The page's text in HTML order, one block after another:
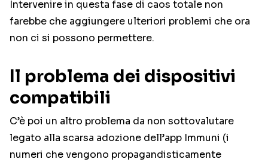
Intervenire in questa fase di caos totale non
farebbe che aggiungere ulteriori problemi che ora
non ci si possono permettere.
Il problema dei dispositivi
compatibili
C’è poi un altro problema da non sottovalutare
legato alla scarsa adozione dell’app Immuni (i
numeri che vengono propagandisticamente